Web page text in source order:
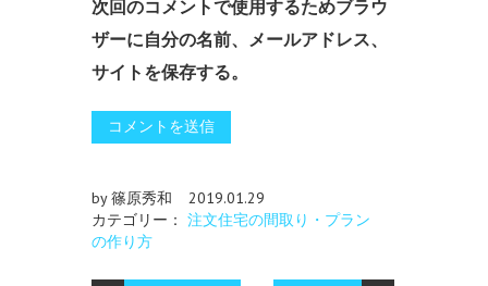
次回のコメントで使用するためブラウ
ザーに自分の名前、メールアドレス、
サイトを保存する。
by 篠原秀和
2019.01.29
カテゴリー： 注文住宅の間取り・プラン
の作り方